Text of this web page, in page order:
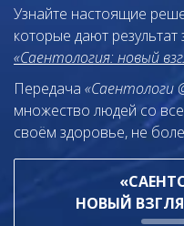
Узнайте настоящие
которые дают результат
«Саентология: новый
Передача «Саентологи
множество людей со
своём здоровье, не
НОВЫЙ